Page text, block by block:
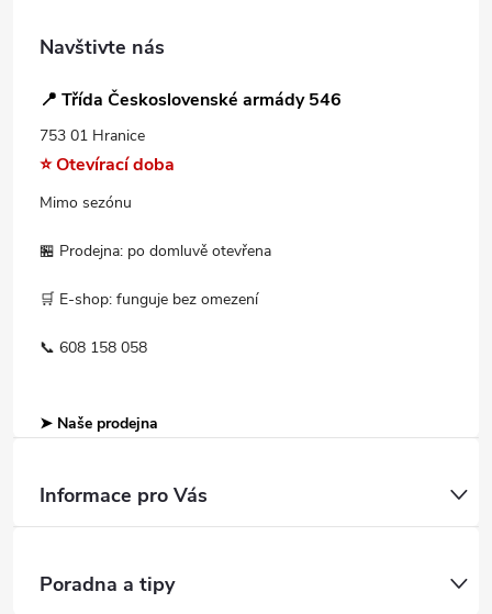
Navštivte nás
📍 Třída Československé armády 546
753 01 Hranice
⭐ Otevírací doba
Mimo sezónu
🏪 Prodejna: po domluvě otevřena
🛒 E-shop: funguje bez omezení
📞 608 158 058
➤ Naše prodejna
Informace pro Vás
Poradna a tipy